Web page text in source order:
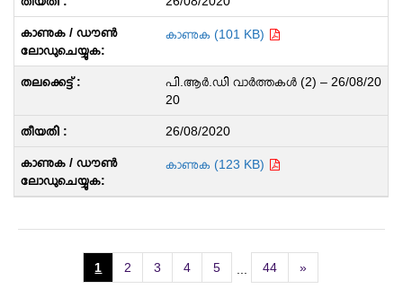
കാണുക (101 KB)
പി.ആർ.ഡി വാർത്തകൾ (2) – 26/08/20
20
26/08/2020
കാണുക (123 KB)
1 2 3 4 5 44 »